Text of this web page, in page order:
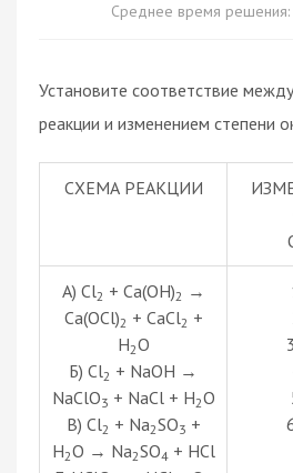
Среднее время решения:
Установите соответствие
реакции и изменением степени
СХЕМА РЕАКЦИИ
А) Cl2 + Ca(OH)2 →
Ca(OCl)2 + CaCl2 +
H2O
Б) Cl2 + NaOH →
NaClO3 + NaCl + H2O
В) Cl2 + Na2SO3 +
H2O → Na2SO4 + HCl